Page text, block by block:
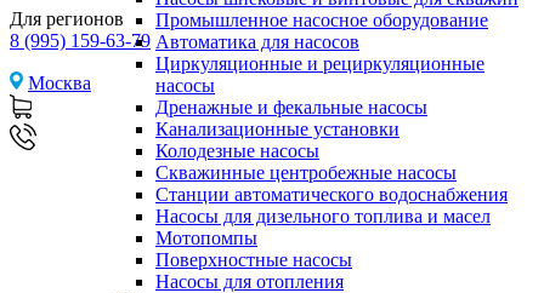
Для регионов
8 (995) 159-63-79
Москва
Промышленное насосное оборудование
Автоматика для насосов
Циркуляционные и рециркуляционные
насосы
Дренажные и фекальные насосы
Канализационные установки
Колодезные насосы
Скважинные центробежные насосы
Станции автоматического водоснабжения
Насосы для дизельного топлива и масел
Мотопомпы
Поверхностные насосы
Насосы для отопления